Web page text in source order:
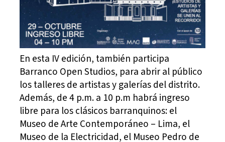
En esta IV edición, también participa
Barranco Open Studios, para abrir al público
los talleres de artistas y galerías del distrito.
Además, de 4 p.m. a 10 p.m habrá ingreso
libre para los clásicos barranquinos: el
Museo de Arte Contemporáneo – Lima, el
Museo de la Electricidad, el Museo Pedro de